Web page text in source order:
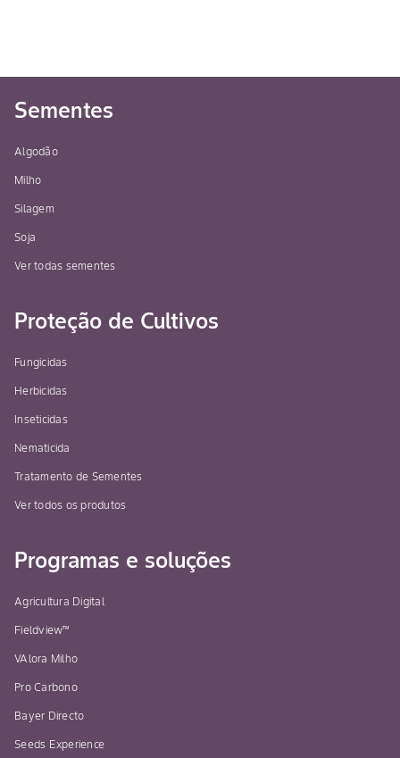
Sementes
Algodão
Milho
Silagem
Soja
Ver todas sementes
Proteção de Cultivos
Fungicidas
Herbicidas
Inseticidas
Nematicida
Tratamento de Sementes
Ver todos os produtos
Programas e soluções
Agricultura Digital
Fieldview™
VAlora Milho
Pro Carbono
Bayer Directo
Seeds Experience